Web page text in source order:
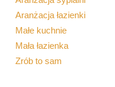
Aranżacja łazienki
Małe kuchnie
Mała łazienka
Zrób to sam